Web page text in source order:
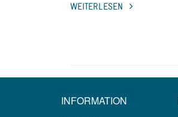
WEITERLESEN
INFORMATION